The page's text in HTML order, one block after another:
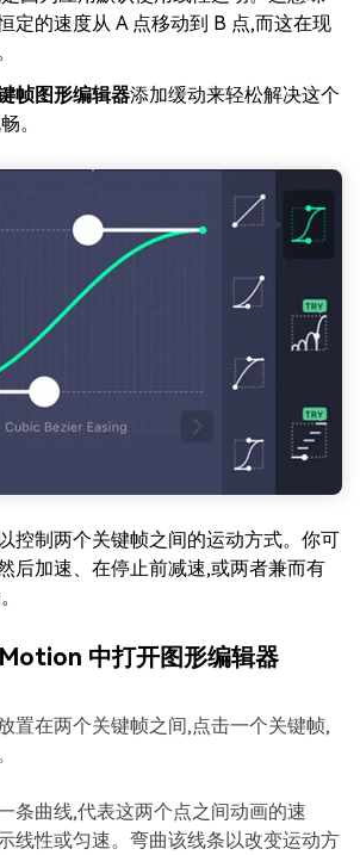
定的速度从 A 点移动到 B 点,而这在现
帧图形编辑器添加缓动来轻松解决这个
。
控制两个关键帧之间的运动方式。你可
后加速、在停止前减速,或两者兼而有
中打开图形编辑器
置在两个关键帧之间,点击一个关键帧,
条曲线,代表这两个点之间动画的速
线性或匀速。弯曲该线条以改变运动方